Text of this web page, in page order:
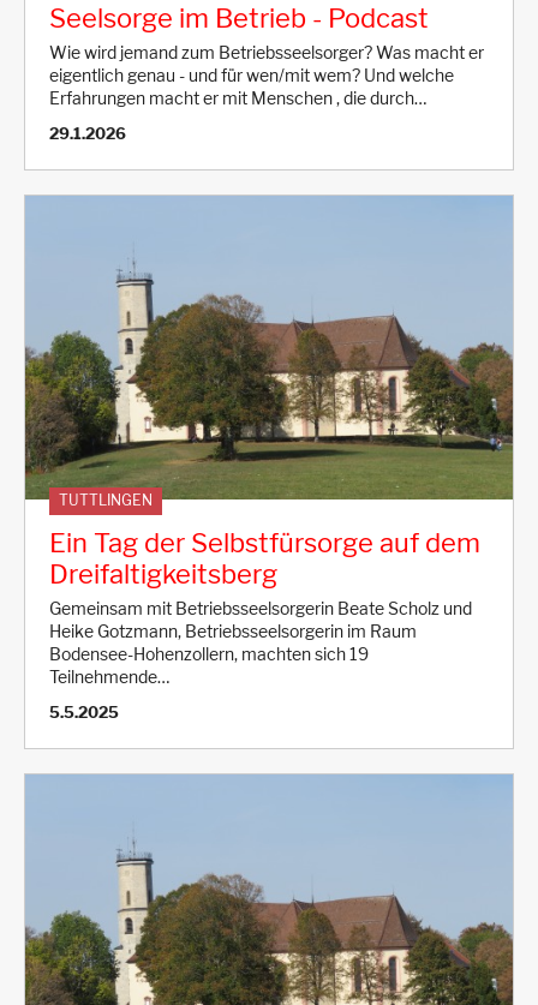
Seelsorge im Betrieb - Podcast
Wie wird jemand zum Betriebsseelsorger? Was macht er
eigentlich genau - und für wen/mit wem? Und welche
Erfahrungen macht er mit Menschen , die durch…
29.1.2026
TUTTLINGEN
Ein Tag der Selbstfürsorge auf dem
Dreifaltigkeitsberg
Gemeinsam mit Betriebsseelsorgerin Beate Scholz und
Heike Gotzmann, Betriebsseelsorgerin im Raum
Bodensee-Hohenzollern, machten sich 19
Teilnehmende…
5.5.2025